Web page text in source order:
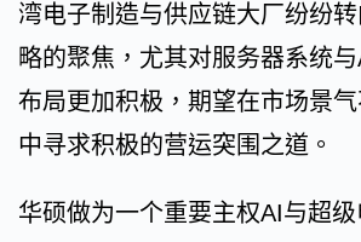
湾电子制造与供应链大厂纷纷
略的聚焦，尤其对服务器系统
布局更加积极，期望在市场景
中寻求积极的营运突围之道。
华硕做为一个重要主权AI与超